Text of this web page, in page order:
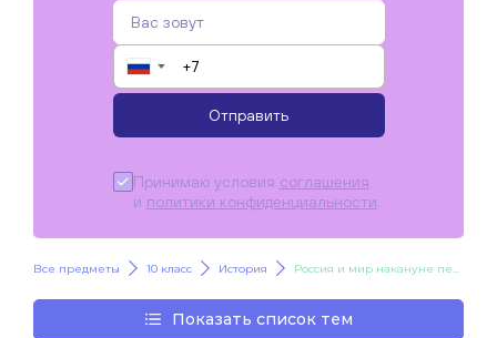
▼
Отправить
Принимаю условия соглашения
и политики конфиденциальности
Все предметы 10 класс История Россия и мир накануне первой мировой войны. Российская империя в Первой мировой войне
Показать список тем